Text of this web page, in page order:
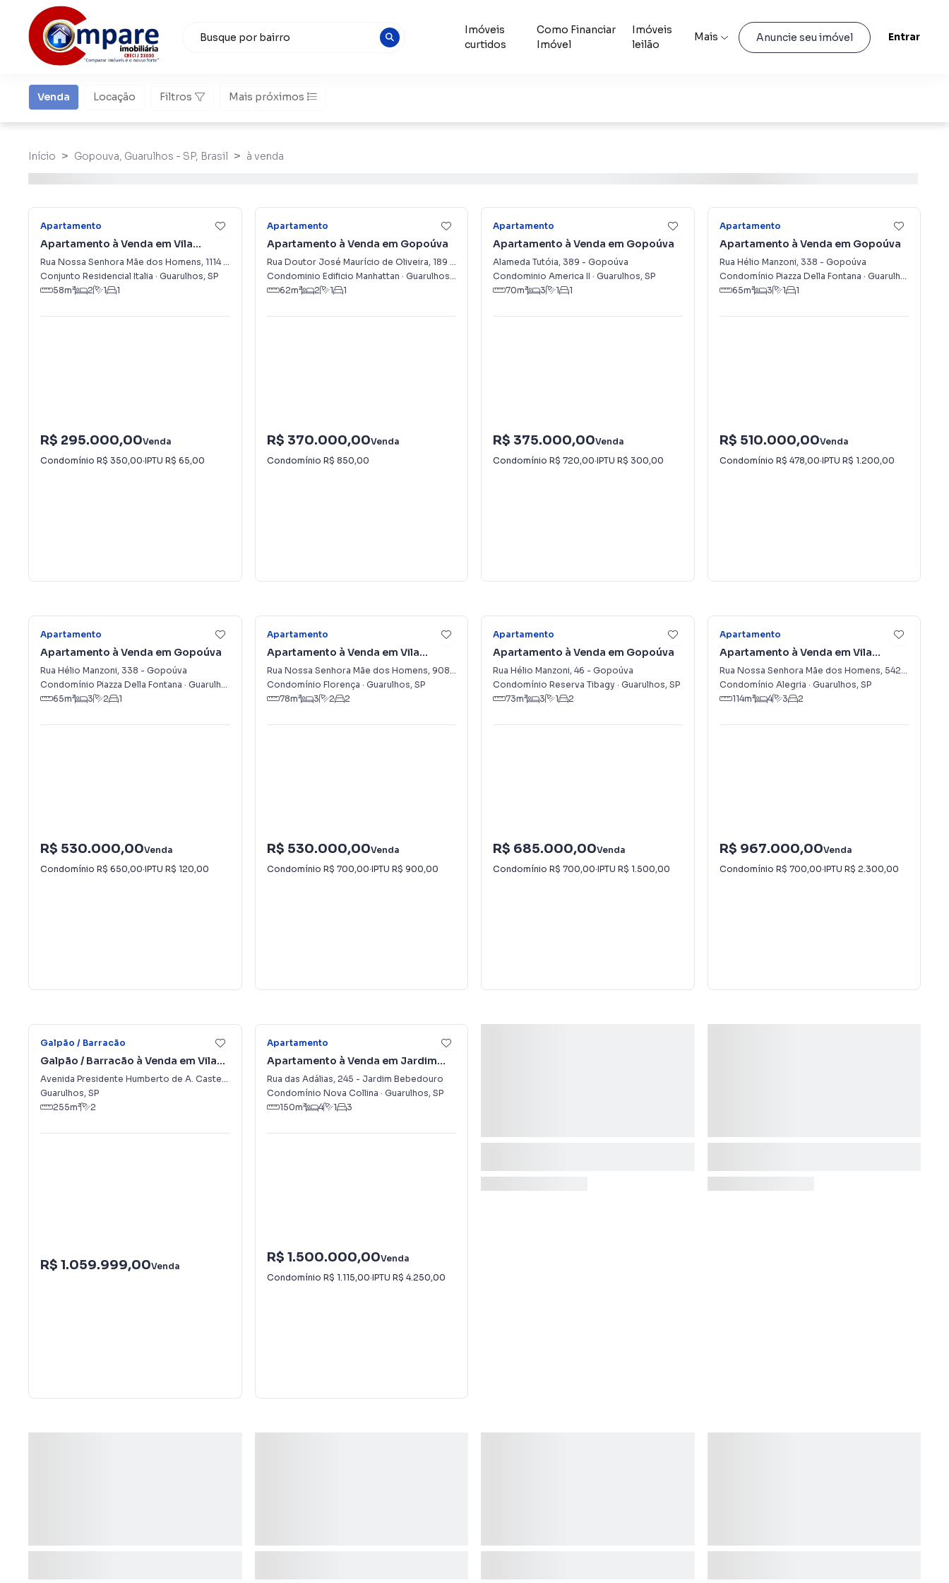
Imóveis
curtidos
Como Financiar
Imóvel
Imóveis
leilão
Mais Anuncie seu imóvel Entrar
Venda Locação Filtros Mais próximos
Início Gopouva, Guarulhos - SP, Brasil à venda
Apartamento
Apartamento à Venda em Vila
Progresso
Rua Nossa Senhora Mãe dos Homens, 1114-
Vila Progresso
Conjunto Residencial Italia · Guarulhos, SP
58m² 2 1 1
R$ 295.000,00Venda
Condomínio R$ 350,00·IPTU R$ 65,00
Apartamento
Apartamento à Venda em Gopoúva
Rua Doutor José Maurício de Oliveira, 189
Gopoúva
Condominio Edificio Manhattan · Guarulhos,SP
62m² 2 1 1
R$ 370.000,00Venda
Condomínio R$ 850,00
Apartamento
Apartamento à Venda em Gopoúva
Alameda Tutóia, 389 - Gopoúva
Condominio America II · Guarulhos, SP
70m² 3 1 1
R$ 375.000,00Venda
Condomínio R$ 720,00·IPTU R$ 300,00
Apartamento
Apartamento à Venda em Gopoúva
Rua Hélio Manzoni, 338 - Gopoúva
Condomínio Piazza Della Fontana · Guarulhos
65m² 3 1 1
R$ 510.000,00Venda
Condomínio R$ 478,00·IPTU R$ 1.200,00
Apartamento
Apartamento à Venda em Gopoúva
Rua Hélio Manzoni, 338 - Gopoúva
Condomínio Piazza Della Fontana · Guarulhos
65m² 3 2 1
R$ 530.000,00Venda
Condomínio R$ 650,00·IPTU R$ 120,00
Apartamento
Apartamento à Venda em Vila
Progresso
Rua Nossa Senhora Mãe dos Homens, 908-
Vila Progresso
Condomínio Florença · Guarulhos, SP
78m² 3 2 2
R$ 530.000,00Venda
Condomínio R$ 700,00·IPTU R$ 900,00
Apartamento
Apartamento à Venda em Gopoúva
Rua Hélio Manzoni, 46 - Gopoúva
Condomínio Reserva Tibagy · Guarulhos, SP
73m² 3 1 2
R$ 685.000,00Venda
Condomínio R$ 700,00·IPTU R$ 1.500,00
Apartamento
Apartamento à Venda em Vila
Progresso
Rua Nossa Senhora Mãe dos Homens, 542-
Condomínio Alegria · Guarulhos, SP
114m² 4 3 2
R$ 967.000,00Venda
Condomínio R$ 700,00·IPTU R$ 2.300,00
Galpão / Barracão
Galpão / Barracão à Venda em Vila
Leonor
Avenida Presidente Humberto de A. Castelo Branco 3715- Vila Leonor
Guarulhos, SP
255m² 2
R$ 1.059.999,00Venda
Apartamento
Apartamento à Venda em Jardim
Bebedouro
Rua das Adálias, 245 - Jardim Bebedouro
Condomínio Nova Collina · Guarulhos, SP
150m² 4 1 3
R$ 1.500.000,00Venda
Condomínio R$ 1.115,00·IPTU R$ 4.250,00